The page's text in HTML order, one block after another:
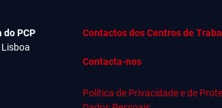
do PCP
Contactos dos Centros de
Contacta-nos
Política de Privacidade e de